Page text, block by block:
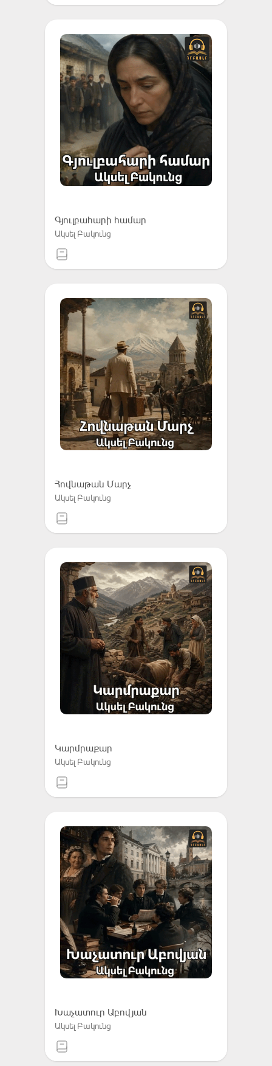
Գյուլբահարի համար
Ակսել Բակունց
Հովնաթան Մարչ
Ակսել Բակունց
Կարմրաքար
Ակսել Բակունց
Խաչատուր Աբովյան
Ակսել Բակունց